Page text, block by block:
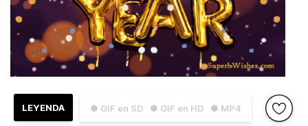
● GIF en SD ● GIF en HD ● MP4
LEYENDA